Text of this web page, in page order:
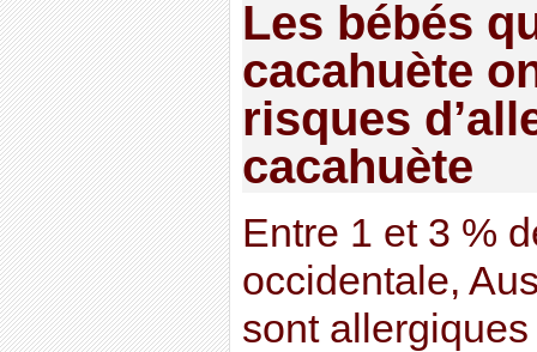
Les bébés
cacahuète
risques
cacahuète
Entre 1 et 3 %
occidentale,
sont